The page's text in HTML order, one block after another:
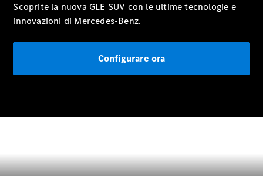
Soluzioni di
ricarica
viaggio
Assistenza
ruote
garanzia
commerciale
Scoprite la nuova GLE SUV con le ultime tecnologie e
innovazioni di Mercedes-Benz.
Configurare ora